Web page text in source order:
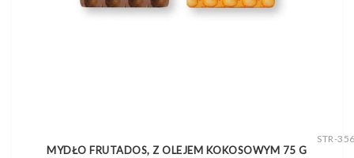
STR-
MYDŁO FRUTADOS, Z OLEJEM KOKOSOWYM 75 G